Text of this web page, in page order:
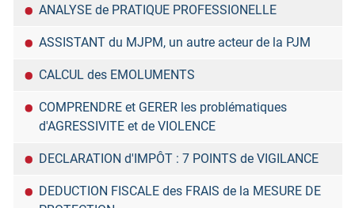
ANALYSE de PRATIQUE PROFESSIONELLE
ASSISTANT du MJPM, un autre acteur de la PJM
CALCUL des EMOLUMENTS
COMPRENDRE et GERER les problématiques
d'AGRESSIVITE et de VIOLENCE
DECLARATION d'IMPÔT : 7 POINTS de VIGILANCE
DEDUCTION FISCALE des FRAIS de la MESURE DE